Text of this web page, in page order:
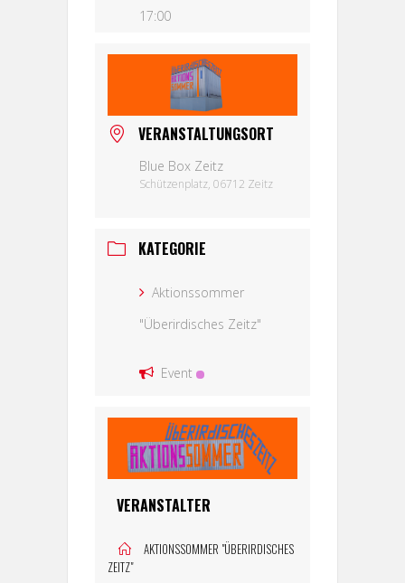
17:00
VERANSTALTUNGSORT
Blue Box Zeitz
Schützenplatz, 06712 Zeitz
KATEGORIE
Aktionssommer
"Überirdisches Zeitz"
Event
VERANSTALTER
AKTIONSSOMMER "ÜBERIRDISCHES
ZEITZ"